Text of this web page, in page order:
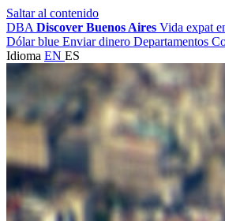
Saltar al contenido
DBA Discover Buenos Aires Vida expat
Dólar blue Enviar dinero Departamentos
Idioma EN ES